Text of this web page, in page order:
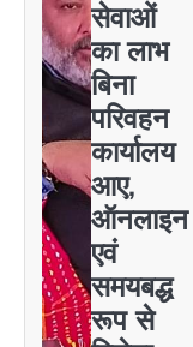
सेवाओं
का लाभ
बिना
परिवहन
कार्यालय
आए,
ऑनलाइन
एवं
समयबद्ध
रूप से